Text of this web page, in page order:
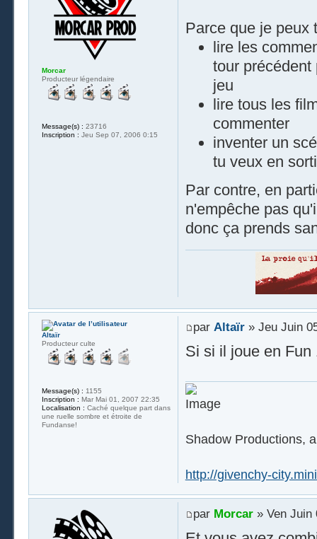
Parce que je peux
lire les
tour précédent
jeu
lire tous les
commenter
inventer un
tu veux en
Par contre, en
n'empêche pas
donc ça prends
Morcar
Producteur légendaire
Message(s) : 23716
Inscription : Jeu Sep 07, 2006 0:15
par Altaïr» Jeu Juin
Si si il joue en
Shadow Productions,
http://givenchy-
Altaïr
Producteur culte
Message(s) : 1155
Inscription : Mar Mai 01, 2007 22:35
Localisation : Caché quelque part dans
une ruelle sombre et étroite de
Fundanse!
par Morcar» Ven Juin